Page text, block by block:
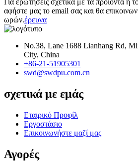
Για ερωτήσεις σχετικά με τα προϊόντα ή
αφήστε μας το email σας και θα
ωρών.έρευνα
No.38, Lane 1688 Lianhang Rd,
City, China
+86-21-51905301
swd@swdpu.com.cn
σχετικά με εμάς
Εταιρικό Προφίλ
Εργοστάσιο
Επικοινωνήστε μαζί μας
Αγορές